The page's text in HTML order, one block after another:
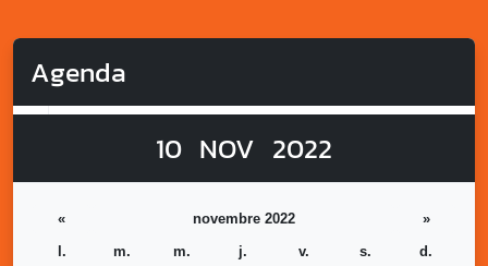
Agenda
10 NOV 2022
« novembre 2022
»
l.
m. m. j. v. s. d.